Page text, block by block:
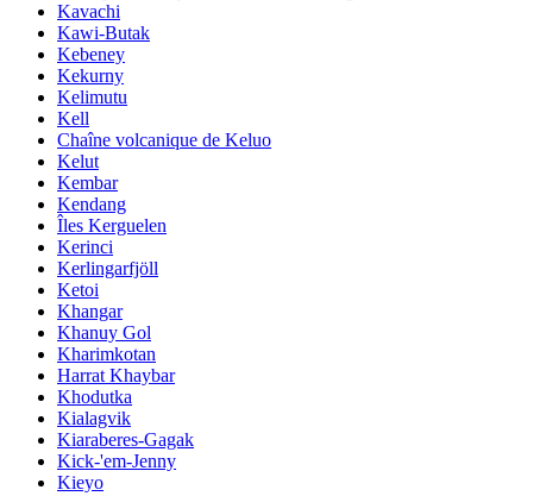
Kavachi
Kawi-Butak
Kebeney
Kekurny
Kelimutu
Kell
Chaîne volcanique de Keluo
Kelut
Kembar
Kendang
Îles Kerguelen
Kerinci
Kerlingarfjöll
Ketoi
Khangar
Khanuy Gol
Kharimkotan
Harrat Khaybar
Khodutka
Kialagvik
Kiaraberes-Gagak
Kick-'em-Jenny
Kieyo